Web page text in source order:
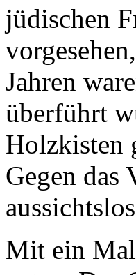
jüdischen
Jahren
überführt
Holzkisten
Gegen das
Mit ein Mal